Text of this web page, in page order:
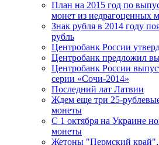
План на 2015 год по
монет из недрагоценных
Знак рубля в 2014 году
рубль
Центробанк России
Центробанк предложил
Центробанк России
серии «Сочи-2014»
Последний лат Латвии
Ждем еще три 25-
монеты
С 1 октября на Украине
монеты
Жетоны "Пермский край",